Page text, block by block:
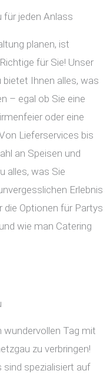
für jeden Anlass
planen, ist
für Sie! Unser
Ihnen alles, was
– egal ob Sie eine
oder eine
Lieferservices bis
an Speisen und
alles, was Sie
Erlebnis
die Optionen für Partys
wie man Catering
wundervollen Tag mit
zu verbringen!
sind spezialisiert auf